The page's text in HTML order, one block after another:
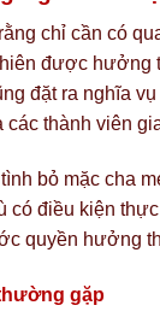
chỉ cần có
được hưởng
đặt ra nghĩa
thành viên
bỏ mặc cha
có điều kiện
quyền hưởng
gặp